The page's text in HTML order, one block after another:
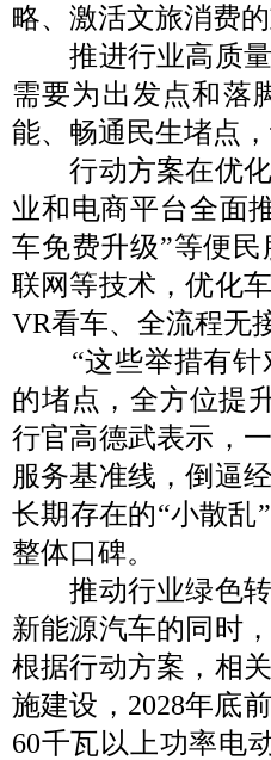
略、激活文旅消费
推进行业高质量
需要为出发点和落
能、畅通民生堵点
行动方案在优化
业和电商平台全面
车免费升级”等便
联网等技术，优化
VR看车、全流程无
“这些举措有针
的堵点，全方位提
行官高德武表示，
服务基准线，倒逼
长期存在的“小散乱
整体口碑。
推动行业绿色转
新能源汽车的同时
根据行动方案，相
施建设，2028年底
60千瓦以上功率电